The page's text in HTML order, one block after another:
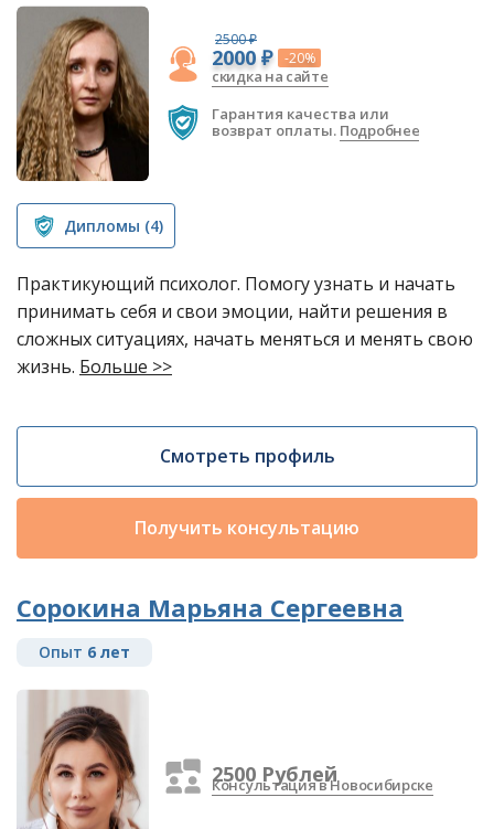
2500 ₽
2000 ₽ -20%
скидка на сайте
Гарантия качества или
возврат оплаты. Подробнее
Дипломы (4)
Практикующий психолог. Помогу узнать и начать
принимать себя и свои эмоции, найти решения в
сложных ситуациях, начать меняться и менять свою
жизнь. Больше >>
Смотреть профиль
Получить консультацию
Сорокина Марьяна Сергеевна
Опыт 6 лет
2500 Рублей
Консультация в Новосибирске